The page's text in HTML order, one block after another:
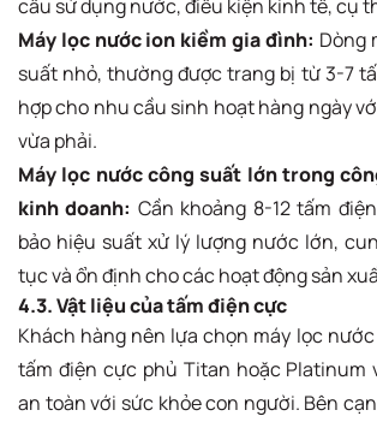
cầu sử dụng nước, điều kiện kinh tế, cụ
Máy lọc nước ion kiềm gia đình: Dòng
suất nhỏ, thường được trang bị từ 3-7
hợp cho nhu cầu sinh hoạt hàng ngày
vừa phải.
Máy lọc nước công suất lớn trong
kinh doanh: Cần khoảng 8-12 tấm
bảo hiệu suất xử lý lượng nước lớn,
tục và ổn định cho các hoạt động sản
4.3. Vật liệu của tấm điện cực
Khách hàng nên lựa chọn máy lọc
tấm điện cực phủ Titan hoặc Platinum
an toàn với sức khỏe con người. Bên